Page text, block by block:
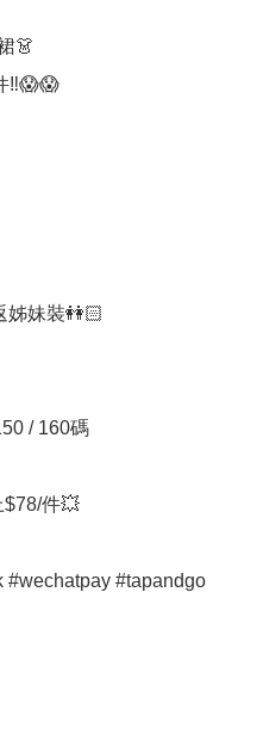
👗
‼️😱😱
姊妹裝👭🏻
/ 160碼
$78/件💥
#wechatpay #tapandgo